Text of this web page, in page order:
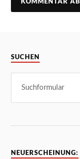
SUCHEN
NEUERSCHEINUNG: